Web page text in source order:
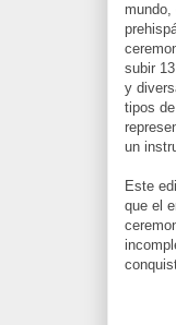
subir
y
tipos
un
Este
que el